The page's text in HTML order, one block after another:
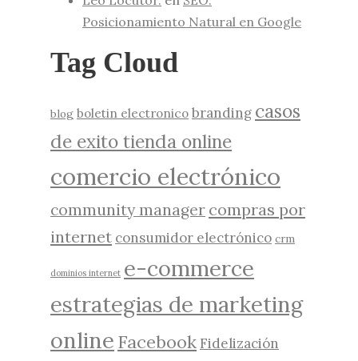
Posicionamiento Natural en Google
Tag Cloud
blog boletin electronico branding casos
de exito tienda online
comercio electrónico
community manager compras por
internet consumidor electrónico crm
dominios internet e-commerce
estrategias de marketing
online Facebook Fidelización